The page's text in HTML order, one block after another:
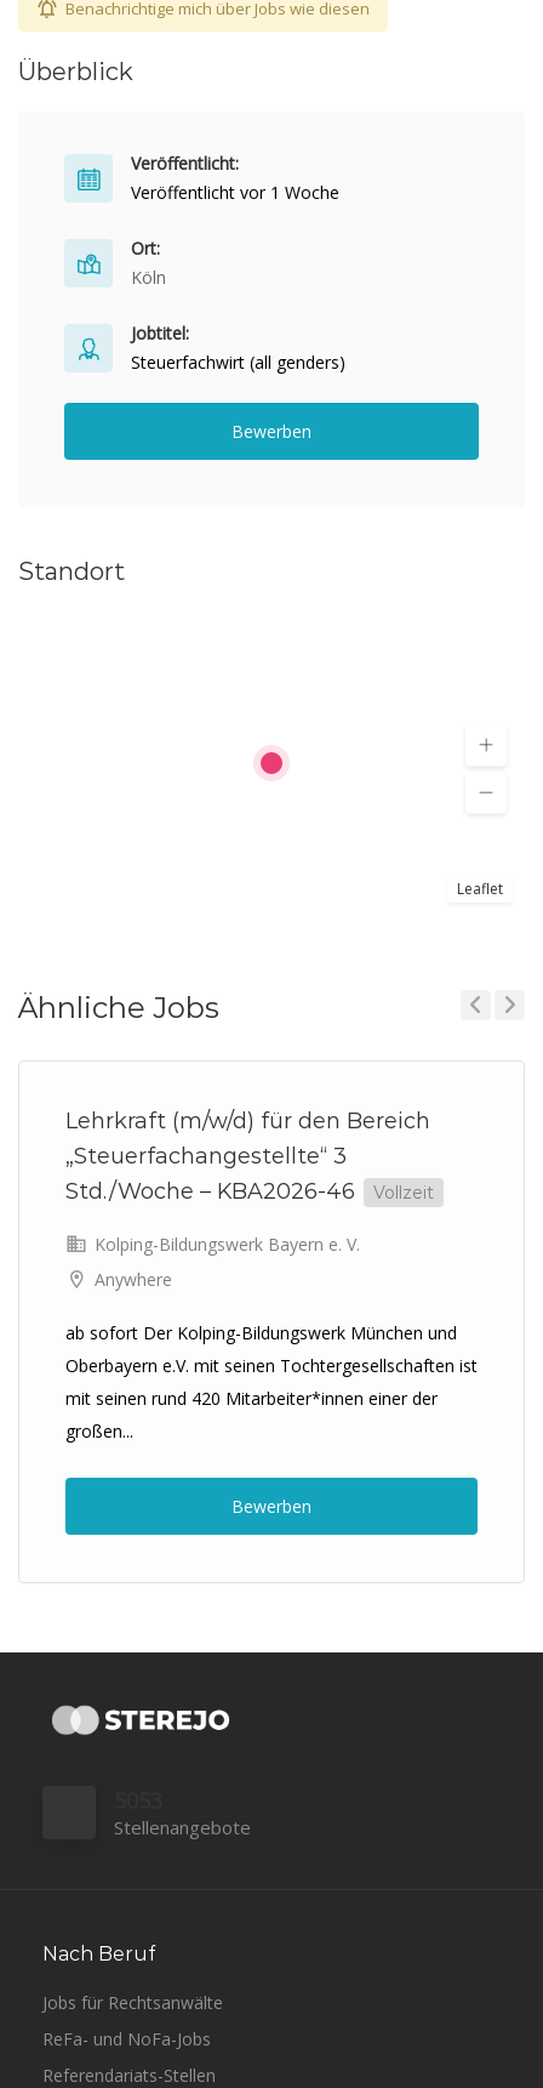
Benachrichtige mich über Jobs wie diesen
Überblick
Veröffentlicht:
Veröffentlicht vor 1 Woche
Ort:
Köln
Jobtitel:
Steuerfachwirt (all genders)
Bewerben
Standort
Leaflet
Ähnliche Jobs
Lehrkraft (m/w/d) für den Bereich
„Steuerfachangestellte“ 3
Std./Woche – KBA2026-46
Vollzeit
Kolping-Bildungswerk Bayern e. V.
Anywhere
ab sofort Der Kolping-Bildungswerk München und
Oberbayern e.V. mit seinen Tochtergesellschaften ist
mit seinen rund 420 Mitarbeiter*innen einer der
großen...
Bewerben
Stellenangebote
Nach Beruf
Jobs für Rechtsanwälte
ReFa- und NoFa-Jobs
Referendariats-Stellen